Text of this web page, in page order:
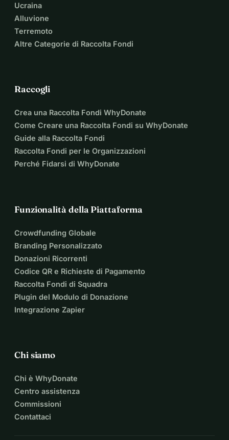
Ucraina
Alluvione
Terremoto
Altre Categorie di Raccolta Fondi
Raccogli
Crea una Raccolta Fondi WhyDonate
Come Creare una Raccolta Fondi su WhyDonate
Guide alla Raccolta Fondi
Raccolta Fondi per le Organizzazioni
Perché Fidarsi di WhyDonate
Funzionalità della Piattaforma
Crowdfunding Globale
Branding Personalizzato
Donazioni Ricorrenti
Codice QR e Richieste di Pagamento
Raccolta Fondi di Squadra
Plugin del Modulo di Donazione
Integrazione Zapier
Chi siamo
Chi è WhyDonate
Centro assistenza
Commissioni
Contattaci